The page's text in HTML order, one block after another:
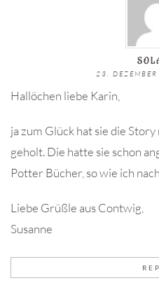
23.
Hallöchen liebe Karin,
ja zum Glück hat sie die
geholt. Die hatte sie schon
Potter Bücher, so wie ich
Liebe Grüßle aus Contwig,
Susanne